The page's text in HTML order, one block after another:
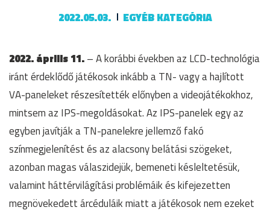
2022.05.03. EGYÉB KATEGÓRIA
2022. április 11.– A korábbi években az LCD-technológia
iránt érdeklődő játékosok inkább a TN- vagy a hajlított
VA-paneleket részesítették előnyben a videojátékokhoz,
mintsem az IPS-megoldásokat. Az IPS-panelek egy az
egyben javítják a TN-panelekre jellemző fakó
színmegjelenítést és az alacsony belátási szögeket,
azonban magas válaszidejük, bemeneti késleltetésük,
valamint háttérvilágítási problémáik és kifejezetten
megnövekedett árcéduláik miatt a játékosok nem ezeket